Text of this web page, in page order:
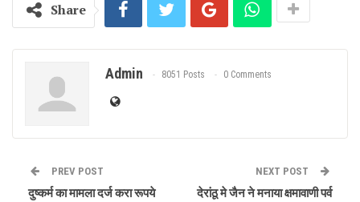
Share
Admin 8051 Posts 0 Comments
PREV POST
दुष्कर्म का मामला दर्ज करा रूपये
NEXT POST
देरांठू मे जैन ने मनाया क्षमावाणी पर्व